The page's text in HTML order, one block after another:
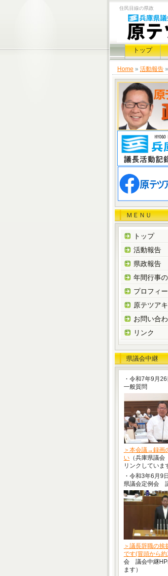
住民目線の県政
トップ
Home » 活動報告 »
ＭＥＮＵ
トップ
活動報告
県政報告
年間行事
プロフィ
原テツア
お問い合
リンク
県議会中継
・令和7年9月
一般質問
＞本会議→録画
い （兵庫県議
リンクしていま
・令和3年6月
県議会定例会
＞議長辞職の挨
です(冒頭から
会 議会中継HP
ます）